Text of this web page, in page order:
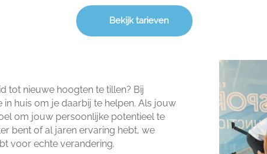
Bekijk tarieven
tot nieuwe hoogten te tillen? Bij
huis om je daarbij te helpen.​ Als jouw
om jouw persoonlijke potentieel te
bent of al jaren ervaring hebt, we
voor echte verandering.​